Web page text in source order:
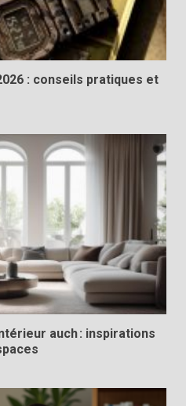
: conseils pratiques et
auch : inspirations